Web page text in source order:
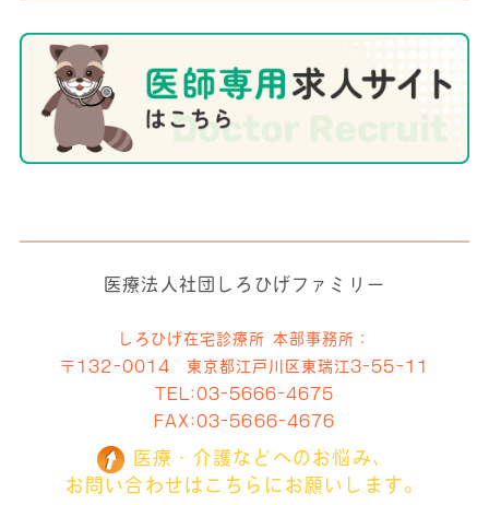
医療法人社団しろひげファミリー
しろひげ在宅診療所 本部事務所：
〒132-0014 東京都江戸川区東瑞江3-55-11
TEL: 03-5666-4675
FAX:03-5666-4676
医療・介護などへのお悩み、
お問い合わせはこちらにお願いします。